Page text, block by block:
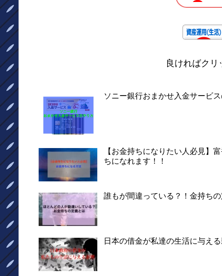
良ければクリ
ソニー銀行おまかせ入金サービ
【お金持ちになりたい人必見】
ちになれます！！
誰もが間違っている？！金持ちの
日本の借金が私達の生活に与える